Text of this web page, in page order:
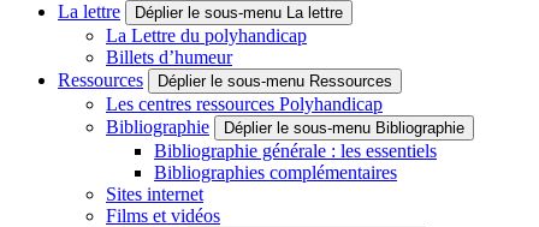
La lettre
Déplier le sous-menu La lettre
La Lettre du polyhandicap
Billets d’humeur
Ressources
Déplier le sous-menu Ressources
Les centres ressources Polyhandicap
Bibliographie
Déplier le sous-menu Bibliographie
Bibliographie générale : les essentiels
Bibliographies complémentaires
Sites internet
Films et vidéos